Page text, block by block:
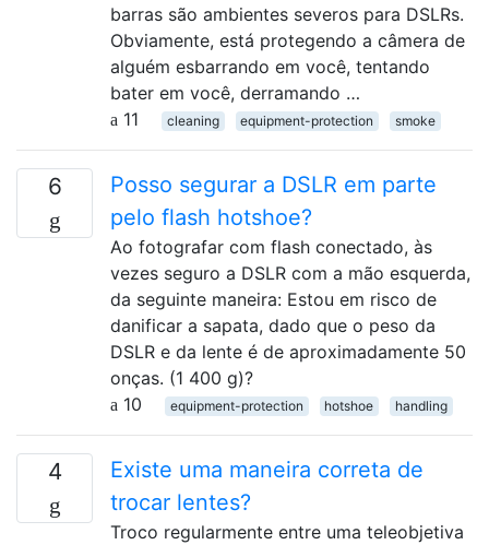
barras são ambientes severos para DSLRs.
Obviamente, está protegendo a câmera de
alguém esbarrando em você, tentando
bater em você, derramando …
11
cleaning equipment-protection smoke
6
Posso segurar a DSLR em parte
pelo flash hotshoe?
Ao fotografar com flash conectado, às
vezes seguro a DSLR com a mão esquerda,
da seguinte maneira: Estou em risco de
danificar a sapata, dado que o peso da
DSLR e da lente é de aproximadamente 50
onças. (1 400 g)?
10
equipment-protection hotshoe handling
4
Existe uma maneira correta de
trocar lentes?
Troco regularmente entre uma teleobjetiva